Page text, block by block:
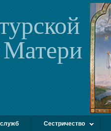
Сестричество